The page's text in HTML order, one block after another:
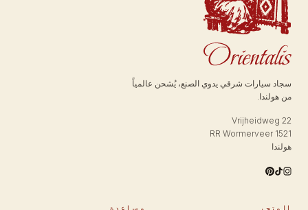
سجاد سيارات شرقي يدوي الصنع، يُشحن عالمياً
من هولندا.
Vrijheidweg 22
1521 RR Wormerveer
هولندا
المتجر مساعدة